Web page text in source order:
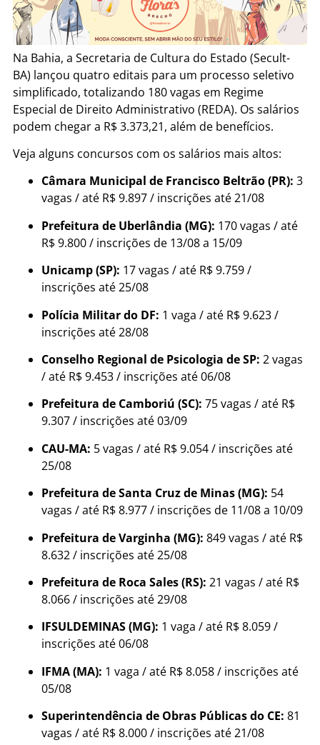
Na Bahia, a Secretaria de Cultura do Estado (Secult-
BA) lançou quatro editais para um processo seletivo
simplificado, totalizando 180 vagas em Regime
Especial de Direito Administrativo (REDA). Os salários
podem chegar a R$ 3.373,21, além de benefícios.
Veja alguns concursos com os salários mais altos:
Câmara Municipal de Francisco Beltrão (PR): 3
vagas / até R$ 9.897 / inscrições até 21/08
Prefeitura de Uberlândia (MG): 170 vagas / até
R$ 9.800 / inscrições de 13/08 a 15/09
Unicamp (SP): 17 vagas / até R$ 9.759 /
inscrições até 25/08
Polícia Militar do DF: 1 vaga / até R$ 9.623 /
inscrições até 28/08
Conselho Regional de Psicologia de SP: 2 vagas
/ até R$ 9.453 / inscrições até 06/08
Prefeitura de Camboriú (SC): 75 vagas / até R$
9.307 / inscrições até 03/09
CAU-MA: 5 vagas / até R$ 9.054 / inscrições até
25/08
Prefeitura de Santa Cruz de Minas (MG): 54
vagas / até R$ 8.977 / inscrições de 11/08 a 10/09
Prefeitura de Varginha (MG): 849 vagas / até R$
8.632 / inscrições até 25/08
Prefeitura de Roca Sales (RS): 21 vagas / até R$
8.066 / inscrições até 29/08
IFSULDEMINAS (MG): 1 vaga / até R$ 8.059 /
inscrições até 06/08
IFMA (MA): 1 vaga / até R$ 8.058 / inscrições até
05/08
Superintendência de Obras Públicas do CE: 81
vagas / até R$ 8.000 / inscrições até 21/08